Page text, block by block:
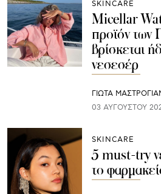
SKINCARE
Micellar
προϊόν των
βρίσκεται
νεσεσέρ
ΓΙΩΤΑ
03 ΑΥΓΟΎΣΤΟΥ
SKINCARE
5 must-try
το